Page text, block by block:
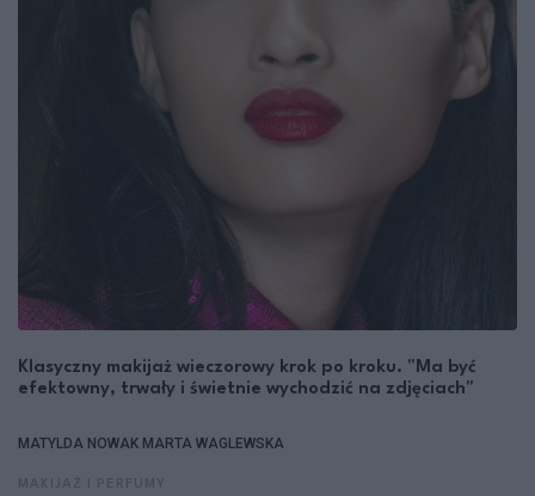
Klasyczny makijaż wieczorowy krok po kroku. "Ma być
efektowny, trwały i świetnie wychodzić na zdjęciach"
MATYLDA NOWAK MARTA WAGLEWSKA